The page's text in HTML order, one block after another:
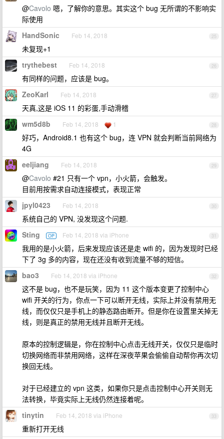
@Cavolo 嗯，了解你的意思。其实这个 bug 无所谓的不影响实
际使用
25
HandSonic Feb 14, 2018
未复现+1
26
trythebest Feb 14, 2018
有同样的问题，应该是 bug。
27
ZeoKarl Feb 14, 2018
天真,这是 iOS 11 的彩蛋,手动滑稽
28
wm5d8b Feb 14, 2018 1
好巧，Android8.1 也有这个 bug，连 VPN 就会判断当前网络为
4G
29
eeljiang Feb 14, 2018
@Cavolo #21 只有一个 vpn，小火箭，会触发。
目前用按需求自动连接模式，表现正常
30
jpyl0423 Feb 14, 2018
系统自己的 VPN, 没发现这个问题.
31
Sting OP Feb 14, 2018 via iPhone
我用的是小火箭，后来发现应该还是走 wifi 的，因为发现时已经
下了 3g 多的内容，现在还没有收到流量不够的短信。
32
bao3 Feb 14, 2018 via iPhone
这不是 bug，也不是玩笑，因为 11 这个版本变更了控制中心
wifi 开关的行为，你点一下可以断开无线，实际上并没有禁用无
线，而仅仅只是手机上的静态路由断开。但是你在设置里关掉无
线，则是真正的禁用无线并且断开无线。
原本的控制逻辑是，你在控制中心点击无线开关，仅仅只是临时
切换网络而非禁用网络，这样在深夜苹果会偷偷自动帮你再次切
换回无线。
对于已经建立的 vpn 这类，如果你只是点击控制中心开关则无
法转换，毕竟实际上无线仍然连接着呢。
33
tinytin Feb 14, 2018 via iPhone
重新打开无线